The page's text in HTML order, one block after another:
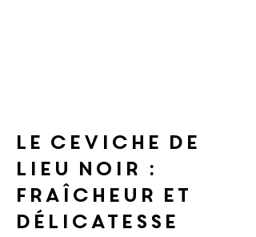
Le ceviche de
lieu noir :
fraîcheur et
délicatesse